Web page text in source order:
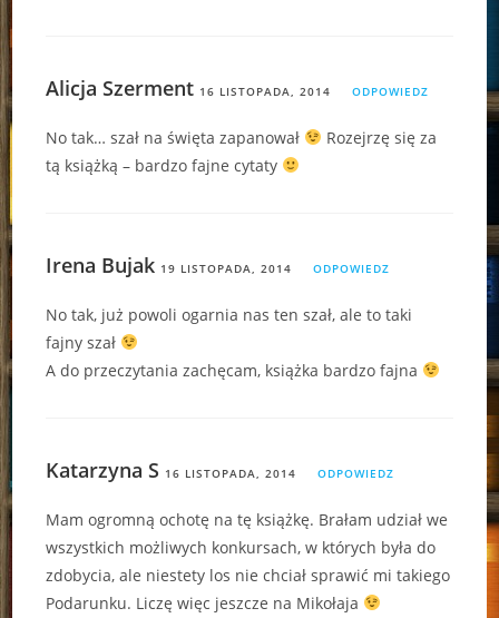
Alicja Szerment 16 LISTOPADA, 2014 ODPOWIEDZ
No tak… szał na święta zapanował
Rozejrzę się za
tą książką – bardzo fajne cytaty
Irena Bujak 19 LISTOPADA, 2014 ODPOWIEDZ
No tak, już powoli ogarnia nas ten szał, ale to taki
fajny szał
A do przeczytania zachęcam, książka bardzo fajna
Katarzyna S 16 LISTOPADA, 2014 ODPOWIEDZ
Mam ogromną ochotę na tę książkę. Brałam udział we
wszystkich możliwych konkursach, w których była do
zdobycia, ale niestety los nie chciał sprawić mi takiego
Podarunku. Liczę więc jeszcze na Mikołaja